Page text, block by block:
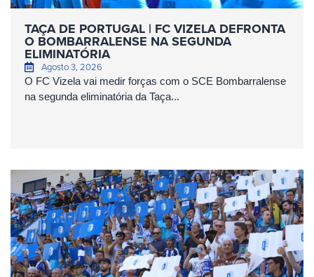
TAÇA DE PORTUGAL | FC VIZELA DEFRONTA
O BOMBARRALENSE NA SEGUNDA
ELIMINATÓRIA
Agosto 3, 2026
O FC Vizela vai medir forças com o SCE Bombarralense
na segunda eliminatória da Taça...